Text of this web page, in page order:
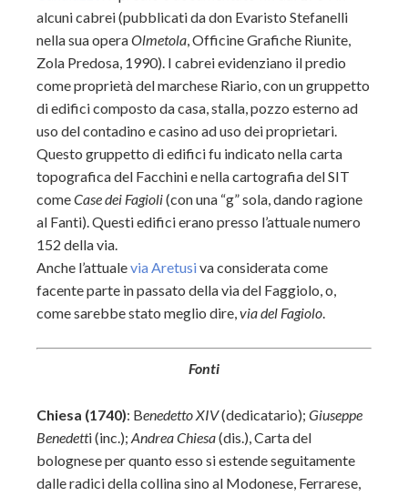
alcuni cabrei (pubblicati da don Evaristo Stefanelli
nella sua operaOlmetola, Officine Grafiche Riunite,
Zola Predosa, 1990). I cabrei evidenziano il predio
come proprietà del marchese Riario, con un gruppetto
di edifici composto da casa, stalla, pozzo esterno ad
uso del contadino e casino ad uso dei proprietari.
Questo gruppetto di edifici fu indicato nella carta
topografica del Facchini e nella cartografia del SIT
comeCase dei Fagioli(con una “g” sola, dando ragione
al Fanti). Questi edifici erano presso l’attuale numero
152 della via.
Anche l’attualevia Aretusiva considerata come
facente parte in passato della via del Faggiolo, o,
come sarebbe stato meglio dire,via del Fagiolo.
Fonti
Chiesa (1740): Benedetto XIV(dedicatario); Giuseppe
Benedetti (inc.); Andrea Chiesa(dis.), Carta del
bolognese per quanto esso si estende seguitamente
dalle radici della collina sino al Modonese, Ferrarese,